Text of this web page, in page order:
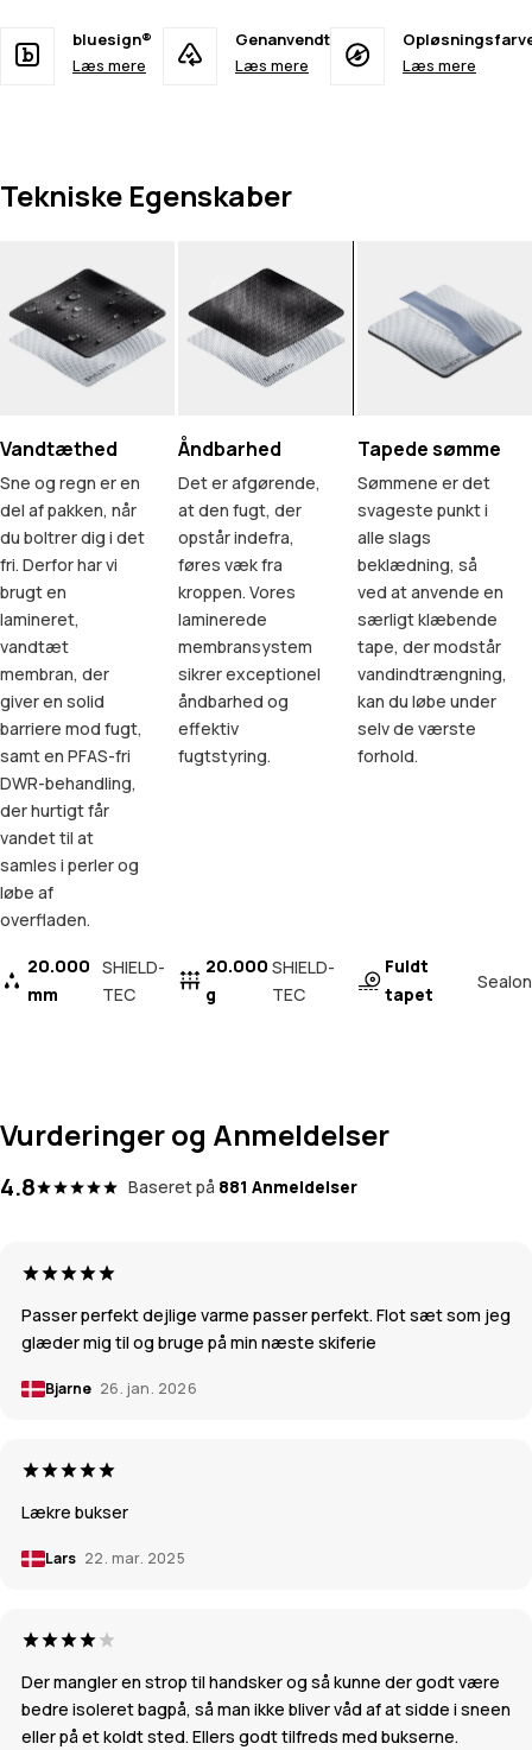
bluesign®
Læs mere
Genanvendt
Læs mere
Læs mere
Tekniske Egenskaber
Vandtæthed
Sne og regn er en
del af pakken, når
du boltrer dig i det
fri. Derfor har vi
brugt en
lamineret,
vandtæt
membran, der
giver en solid
barriere mod fugt,
samt en PFAS-fri
DWR-behandling,
der hurtigt får
vandet til at
samles i perler og
løbe af
overfladen.
20.000
mm
SHIELD-
TEC
Åndbarhed
Det er afgørende,
at den fugt, der
opstår indefra,
føres væk fra
kroppen. Vores
laminerede
membransystem
sikrer exceptionel
åndbarhed og
effektiv
fugtstyring.
20.000
g
SHIELD-
TEC
Tapede sømme
Sømmene er det
svageste punkt i
alle slags
beklædning, så
ved at anvende en
særligt klæbende
tape, der modstår
vandindtrængning,
kan du løbe under
selv de værste
forhold.
Fuldt
tapet
Sealon
Vurderinger og Anmeldelser
4.8 Baseret på 881 Anmeldelser
Passer perfekt dejlige varme passer perfekt. Flot sæt som jeg
glæder mig til og bruge på min næste skiferie
Bjarne 26. jan. 2026
Lækre bukser
Lars 22. mar. 2025
Der mangler en strop til handsker og så kunne der godt være
bedre isoleret bagpå, så man ikke bliver våd af at sidde i sneen
eller på et koldt sted. Ellers godt tilfreds med bukserne.